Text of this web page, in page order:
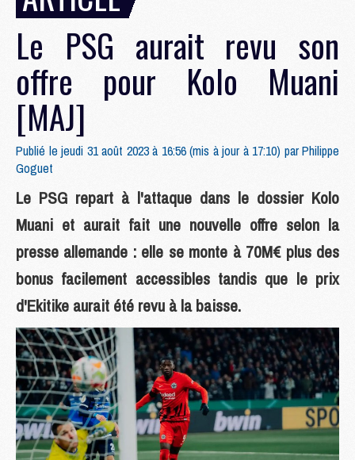
Le PSG aurait revu son
offre pour Kolo Muani
[MAJ]
Publié le jeudi 31 août 2023 à 16:56 (mis à jour à 17:10) parPhilippe
Goguet
Le PSG repart à l'attaque dans le dossier Kolo
Muani et aurait fait une nouvelle offre selon la
presse allemande : elle se monte à 70M€ plus des
bonus facilement accessibles tandis que le prix
d'Ekitike aurait été revu à la baisse.